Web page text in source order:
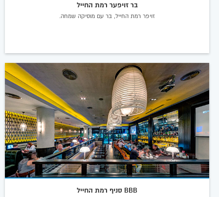
בר זויפער רמת החייל
זויפר רמת החייל, בר עם מוסיקה שמחה.
BBB סניף רמת החייל